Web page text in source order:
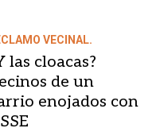
VECINAL.
las cloacas?
de un
enojados con